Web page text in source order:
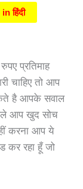
हिंदी
प्रतिमाह
चाहिए तो आप
है आपके सवाल
आप खुद सोच
करना आप ये
कर रहा हूँ जो